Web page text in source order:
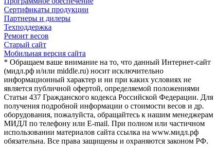
Сертификаты продукции
Партнеры и дилеры
Техподдержка
Ремонт весов
Старый сайт
Мобильная версия сайта
* Обращаем ваше внимание на то, что данный Интернет-сайт
(мидл.рф и/или middle.ru) носит исключительно
информационный характер и ни при каких условиях не
является публичной офертой, определяемой положениями
Статьи 437 Гражданского кодекса Российской Федерации. Для
получения подробной информации о стоимости весов и др.
оборудования, пожалуйста, обращайтесь к нашим менеджерам
МИДЛ по телефону или E-mail. При полном или частичном
использовании материалов сайта ссылка на www.мидл.рф
обязательна. Все права защищены и охраняются законом РФ.